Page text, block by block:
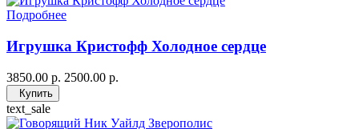
Подробнее
Игрушка Кристофф Холодное сердце
3850.00 р. 2500.00 р.
Купить
text_sale